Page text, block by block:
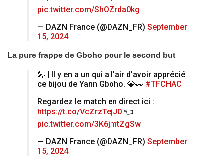
pic.twitter.com/ShOZrda0kg
— DAZN France (@DAZN_FR) September
15, 2024
La pure frappe de Gboho pour le second but
🎤 | Il y en a un qui a l’air d’avoir apprécié
ce bijou de Yann Gboho. 💎👀 #TFCHAC
Regardez le match en direct ici :
https://t.co/VcZrzTejJ0 👈
pic.twitter.com/3K6jmtZgSw
— DAZN France (@DAZN_FR) September
15, 2024